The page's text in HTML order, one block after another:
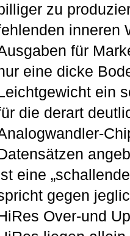
zu
inneren
für
eine dicke
ein
die derart
eine
gegen
Over-und